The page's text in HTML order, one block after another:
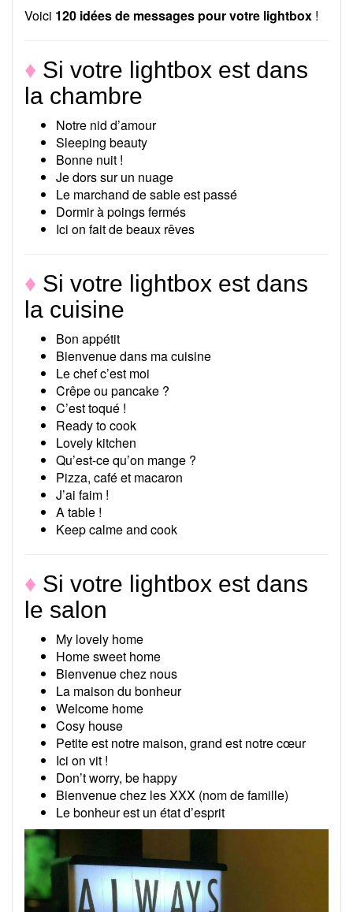
Voici 120 idées de messages pour votre lightbox !
♦ Si votre lightbox est dans
la chambre
Notre nid d’amour
Sleeping beauty
Bonne nuit !
Je dors sur un nuage
Le marchand de sable est passé
Dormir à poings fermés
Ici on fait de beaux rêves
♦ Si votre lightbox est dans
la cuisine
Bon appétit
Bienvenue dans ma cuisine
Le chef c’est moi
Crêpe ou pancake ?
C’est toqué !
Ready to cook
Lovely kitchen
Qu’est-ce qu’on mange ?
Pizza, café et macaron
J’ai faim !
A table !
Keep calme and cook
♦ Si votre lightbox est dans
le salon
My lovely home
Home sweet home
Bienvenue chez nous
La maison du bonheur
Welcome home
Cosy house
Petite est notre maison, grand est notre cœur
Ici on vit !
Don’t worry, be happy
Bienvenue chez les XXX (nom de famille)
Le bonheur est un état d’esprit